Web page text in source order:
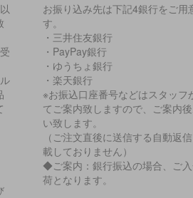
お振り込み先は下記4銀行をご用
す。
・三井住友銀行
・PayPay銀行
・ゆうちょ銀行
・楽天銀行
※お振込口座番号などはスタッフ
てご案内致しますので、ご案内
い致します。
（ご注文直後に送信する自動返
載しておりません）
◆ご案内：銀行振込の場合、ご
荷となります。